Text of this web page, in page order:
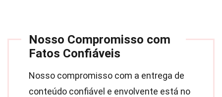
Nosso Compromisso com
Fatos Confiáveis
Nosso compromisso com a entrega de
conteúdo confiável e envolvente está no